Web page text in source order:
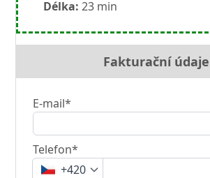
Délka: 23 min
Fakturační údaje
E-mail*
Telefon*
+420